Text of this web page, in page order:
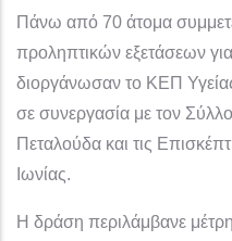
Πάνω από 70 άτομα
προληπτικών εξετάσεων
διοργάνωσαν το ΚΕΠ
σε συνεργασία με τον
Πεταλούδα και τις
Ιωνίας.
Η δράση περιλάμβανε